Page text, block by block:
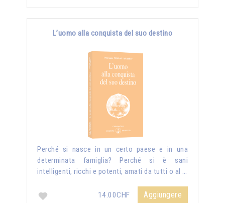
L’uomo alla conquista del suo destino
Perché si nasce in un certo paese e in una
determinata famiglia? Perché si è sani
intelligenti, ricchi e potenti, amati da tutti o al …
14.00CHF Aggiungere